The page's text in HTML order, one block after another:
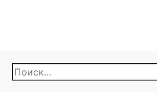
Найти: